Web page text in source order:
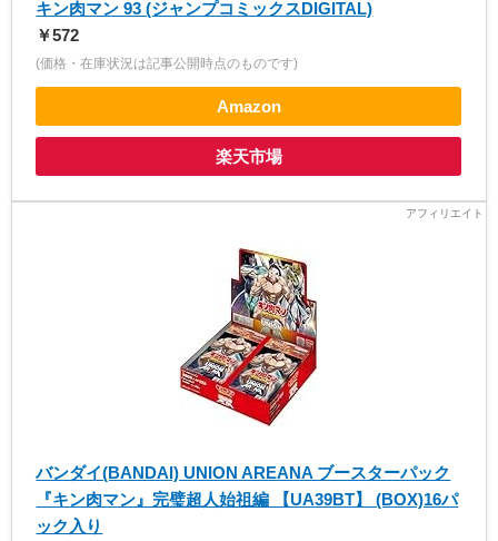
キン肉マン 93 (ジャンプコミックスDIGITAL)
￥572
(価格・在庫状況は記事公開時点のものです)
Amazon
楽天市場
バンダイ(BANDAI) UNION AREANA ブースターパック
『キン肉マン』完璧超人始祖編 【UA39BT】 (BOX)16パ
ック入り